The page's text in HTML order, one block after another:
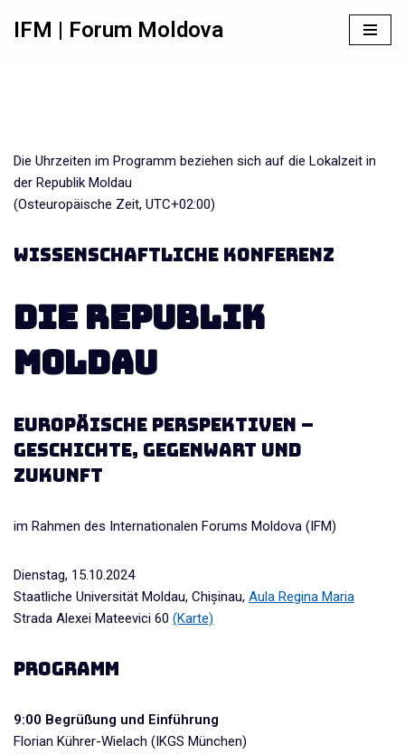
IFM | Forum Moldova
Die Uhrzeiten im Programm beziehen sich auf die Lokalzeit in
der Republik Moldau
(Osteuropäische Zeit, UTC+02:00)
Wissenschaftliche Konferenz
Die Republik
Moldau
Europäische Perspektiven –
Geschichte, Gegenwart und
Zukunft
im Rahmen des Internationalen Forums Moldova (IFM)
Dienstag, 15.10.2024
Staatliche Universität Moldau, Chișinau, Aula Regina Maria
Strada Alexei Mateevici 60 (Karte)
Programm
9:00 Begrüßung und Einführung
Florian Kührer-Wielach (IKGS München)